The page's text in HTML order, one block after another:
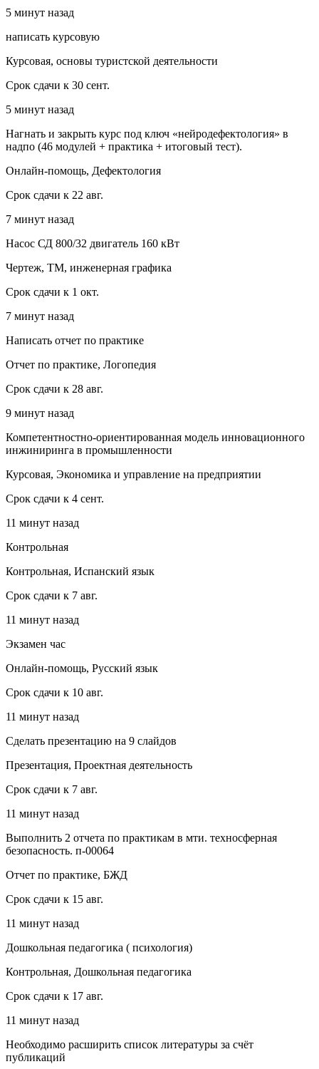
5 минут назад
написать курсовую
Курсовая, основы туристской деятельности
Срок сдачи к 30 сент.
5 минут назад
Нагнать и закрыть курс под ключ «нейродефектология» в
надпо (46 модулей + практика + итоговый тест).
Онлайн-помощь, Дефектология
Срок сдачи к 22 авг.
7 минут назад
Насос СД 800/32 двигатель 160 кВт
Чертеж, ТМ, инженерная графика
Срок сдачи к 1 окт.
7 минут назад
Написать отчет по практике
Отчет по практике, Логопедия
Срок сдачи к 28 авг.
9 минут назад
Компетентностно-ориентированная модель инновационного
инжиниринга в промышленности
Курсовая, Экономика и управление на предприятии
Срок сдачи к 4 сент.
11 минут назад
Контрольная
Контрольная, Испанский язык
Срок сдачи к 7 авг.
11 минут назад
Экзамен час
Онлайн-помощь, Русский язык
Срок сдачи к 10 авг.
11 минут назад
Сделать презентацию на 9 слайдов
Презентация, Проектная деятельность
Срок сдачи к 7 авг.
11 минут назад
Выполнить 2 отчета по практикам в мти. техносферная
безопасность. п-00064
Отчет по практике, БЖД
Срок сдачи к 15 авг.
11 минут назад
Дошкольная педагогика ( психология)
Контрольная, Дошкольная педагогика
Срок сдачи к 17 авг.
11 минут назад
Необходимо расширить список литературы за счёт
публикаций